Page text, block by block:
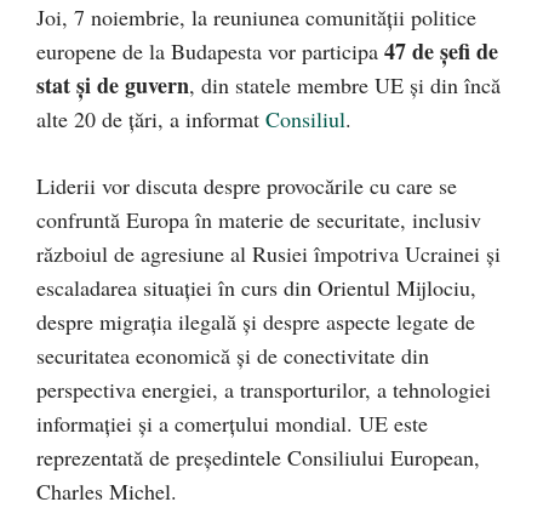
Joi, 7 noiembrie, la reuniunea comunității politice
europene de la Budapesta vor participa 47 de șefi de
stat și de guvern, din statele membre UE și din încă
alte 20 de țări, a informat Consiliul.
Liderii vor discuta despre provocările cu care se
confruntă Europa în materie de securitate, inclusiv
războiul de agresiune al Rusiei împotriva Ucrainei și
escaladarea situației în curs din Orientul Mijlociu,
despre migrația ilegală și despre aspecte legate de
securitatea economică și de conectivitate din
perspectiva energiei, a transporturilor, a tehnologiei
informației și a comerțului mondial. UE este
reprezentată de președintele Consiliului European,
Charles Michel.